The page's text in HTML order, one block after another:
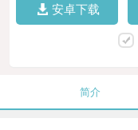
安卓下载
简介